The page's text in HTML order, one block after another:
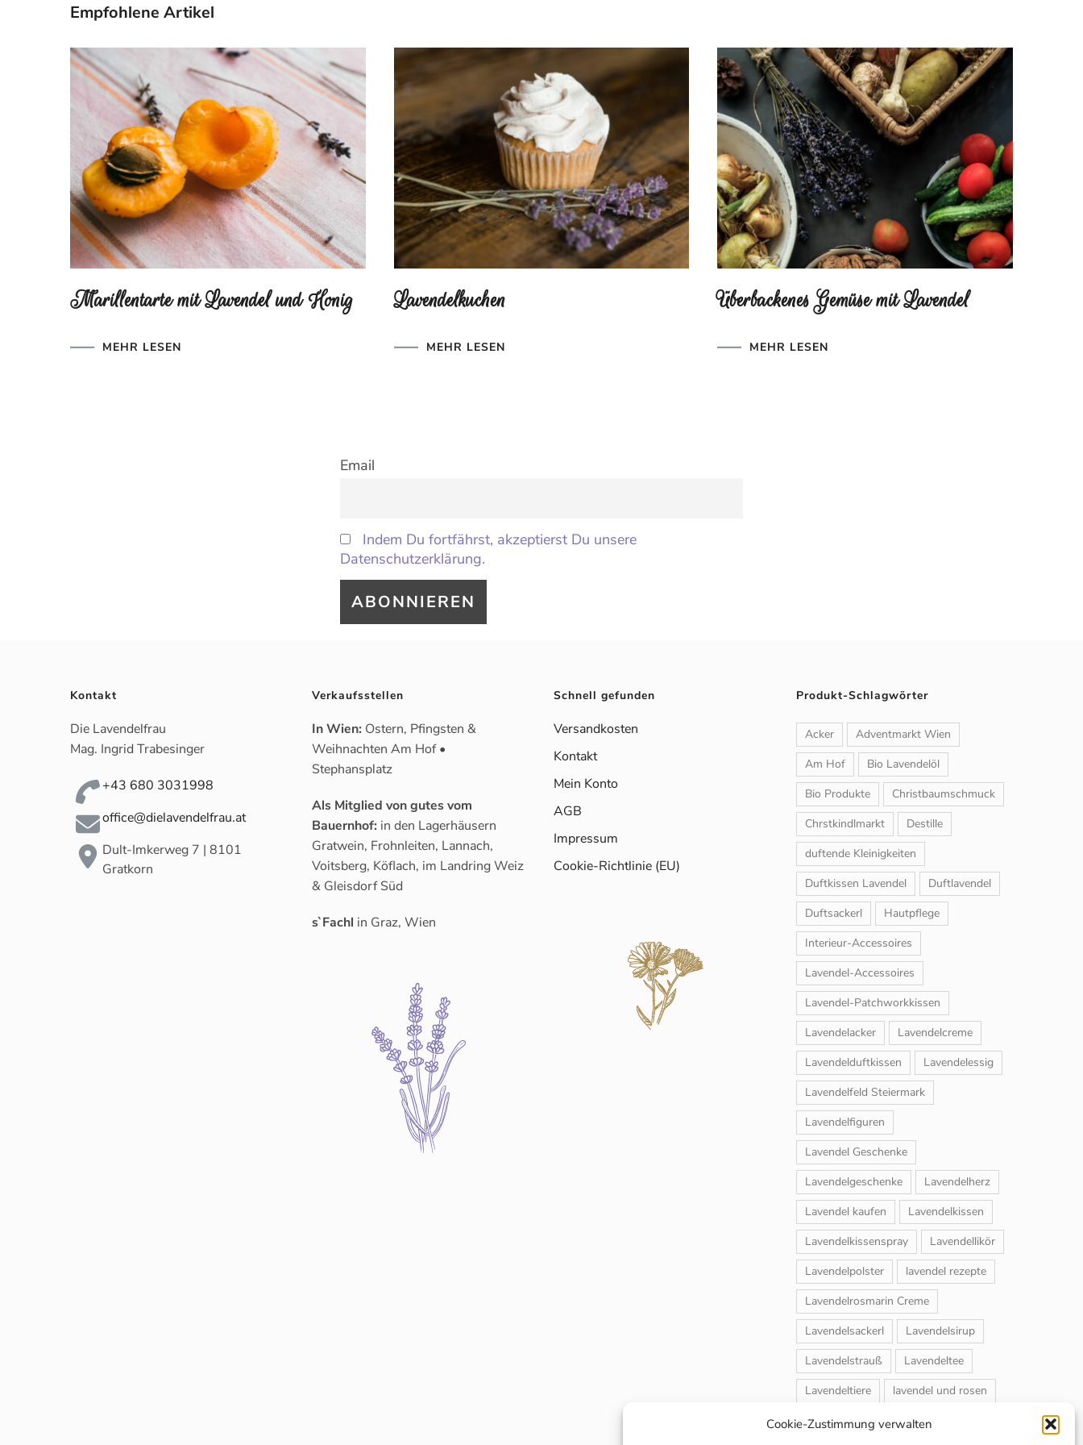
Cookie-Zustimmung verwalten
Empfohlene Artikel
Marillentarte mit Lavendel und Honig
MEHR LESEN
Lavendelkuchen
MEHR LESEN
Überbackenes Gemüse mit Lavendel
MEHR LESEN
Email
Indem Du fortfährst, akzeptierst Du unsere
Datenschutzerklärung.
Kontakt
Die Lavendelfrau
Mag. Ingrid Trabesinger
+43 680 3031998
office@dielavendelfrau.at
Dult-Imkerweg 7 | 8101
Gratkorn
Verkaufsstellen
In Wien: Ostern, Pfingsten &
Weihnachten Am Hof •
Stephansplatz
Als Mitglied von gutes vom
Bauernhof: in den Lagerhäusern
Gratwein, Frohnleiten, Lannach,
Voitsberg, Köflach, im Landring Weiz
& Gleisdorf Süd
s`Fachl in Graz, Wien
Schnell gefunden
Versandkosten
Kontakt
Mein Konto
AGB
Impressum
Cookie-Richtlinie (EU)
Produkt-Schlagwörter
Acker
Adventmarkt Wien
Am Hof
Bio Lavendelöl
Bio Produkte
Christbaumschmuck
Chrstkindlmarkt
Destille
duftende Kleinigkeiten
Duftkissen Lavendel
Duftlavendel
Duftsackerl
Hautpflege
Interieur-Accessoires
Lavendel-Accessoires
Lavendel-Patchworkkissen
Lavendelacker
Lavendelcreme
Lavendelduftkissen
Lavendelessig
Lavendelfeld Steiermark
Lavendelfiguren
Lavendel Geschenke
Lavendelgeschenke
Lavendelherz
Lavendel kaufen
Lavendelkissen
Lavendelkissenspray
Lavendellikör
Lavendelpolster
lavendel rezepte
Lavendelrosmarin Creme
Lavendelsackerl
Lavendelsirup
Lavendelstrauß
Lavendeltee
Lavendeltiere
lavendel und rosen
Magnet-Duftsackerl
Naturheilmittel